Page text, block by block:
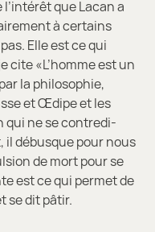
que Lacan a
à certains
Elle est ce qui
cite «L’homme est un
la philosophie,
et Œdipe et les
qui ne se contredi-
il débusque pour nous
de mort pour se
est ce qui permet de
se dit pâtir.